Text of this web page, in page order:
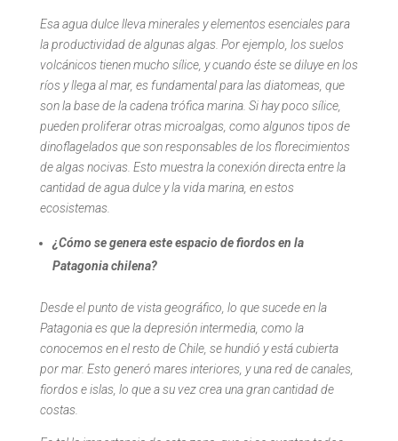
Esa agua dulce lleva minerales y elementos esenciales para
la productividad de algunas algas. Por ejemplo, los suelos
volcánicos tienen mucho sílice, y cuando éste se diluye en los
ríos y llega al mar, es fundamental para las diatomeas, que
son la base de la cadena trófica marina. Si hay poco sílice,
pueden proliferar otras microalgas, como algunos tipos de
dinoflagelados que son responsables de los florecimientos
de algas nocivas. Esto muestra la conexión directa entre la
cantidad de agua dulce y la vida marina, en estos
ecosistemas.
¿Cómo se genera este espacio de fiordos en la
Patagonia chilena?
Desde el punto de vista geográfico, lo que sucede en la
Patagonia es que la depresión intermedia, como la
conocemos en el resto de Chile, se hundió y está cubierta
por mar. Esto generó mares interiores, y una red de canales,
fiordos e islas, lo que a su vez crea una gran cantidad de
costas.